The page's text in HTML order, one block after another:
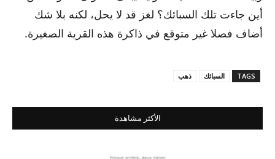
أين جاءت تلك السبائك؟ لغز قد لا يحل، لكنه بلا شك
أضاف فصلا غير متوقع في ذاكرة هذه القرية الصغيرة.
TAGS السبائك ذهب
الأكثر مشاهدة